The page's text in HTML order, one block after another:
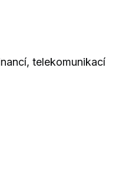
telekomunikací